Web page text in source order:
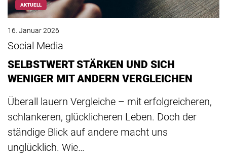
AKTUELL
16. Januar 2026
Social Media
SELBSTWERT STÄRKEN UND SICH
WENIGER MIT ANDERN VERGLEICHEN
Überall lauern Vergleiche – mit erfolgreicheren,
schlankeren, glücklicheren Leben. Doch der
ständige Blick auf andere macht uns
unglücklich. Wie…